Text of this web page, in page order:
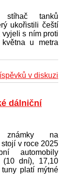
stíhač tanků
ukořistili čeští
vyjeli s ním proti
u metra
v diskuzi
dálniční
známky na
v roce 2025
automobily
(10 dní), 17,10
platí mýtné